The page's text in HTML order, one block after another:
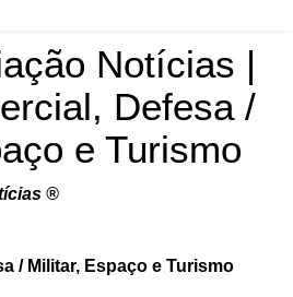
Notícias |
Defesa /
e Turismo
®
/ Militar, Espaço e Turismo